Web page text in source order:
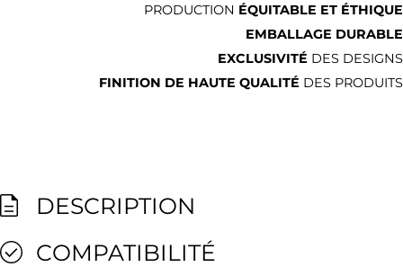
PRODUCTION ÉQUITABLE ET ÉTHIQUE
EMBALLAGE DURABLE
EXCLUSIVITÉ DES DESIGNS
FINITION DE HAUTE QUALITÉ DES PRODUITS
DESCRIPTION
COMPATIBILITÉ